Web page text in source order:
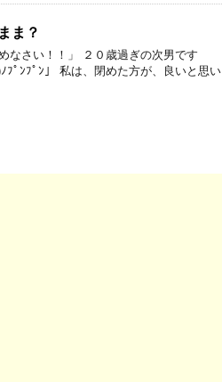
ま？
なさい！！」 ２０歳過ぎの次男です
ﾌﾟﾝﾌﾟﾝ」 私は、閉めた方が、良いと思い